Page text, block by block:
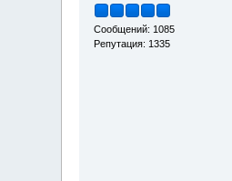
Сообщений: 1085
Репутация: 1335